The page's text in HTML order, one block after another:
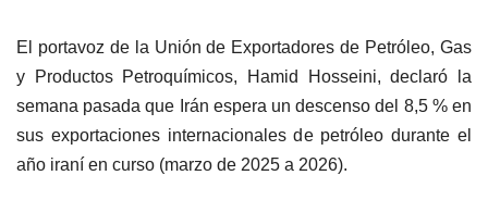
El portavoz de la Unión de Exportadores de Petróleo, Gas
y Productos Petroquímicos, Hamid Hosseini, declaró la
semana pasada que Irán espera un descenso del 8,5 % en
sus exportaciones internacionales de petróleo durante el
año iraní en curso (marzo de 2025 a 2026).